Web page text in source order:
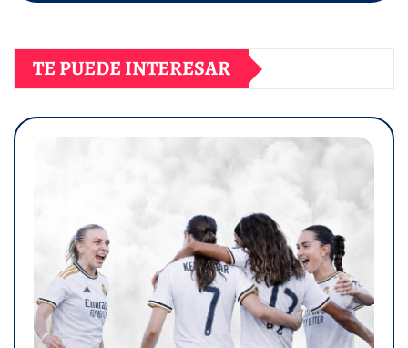
TE PUEDE INTERESAR